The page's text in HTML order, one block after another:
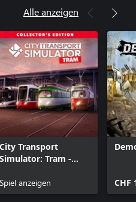
Alle anzeigen
City Transport
Simulator: Tram -
Spiel anzeigen
CHF